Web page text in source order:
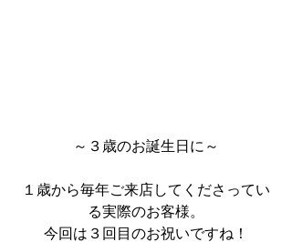
～３歳のお誕生日に～
１歳から毎年ご来店してくださってい
る実際のお客様。
今回は３回目のお祝いですね！